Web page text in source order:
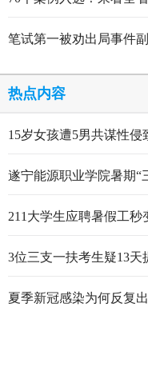
笔试第一被劝出局事件
热点内容
15岁女孩遭5男共谋性侵
遂宁能源职业学院暑期“
211大学生应聘暑假工秒
3位三支一扶考生疑13天
夏季新冠感染为何反复